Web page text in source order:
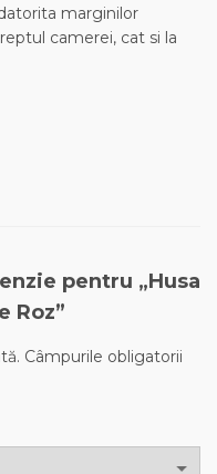
marginilor
camerei, cat si la
pentru „Husa
Roz”
Câmpurile obligatorii